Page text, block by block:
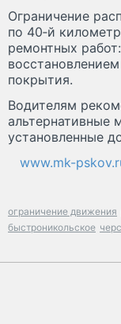
Ограничение
по 40‑й
ремонтных
покрытия.
Водителям
альтернативные
установленные
www.mk-
ограничение движения
быстроникольское